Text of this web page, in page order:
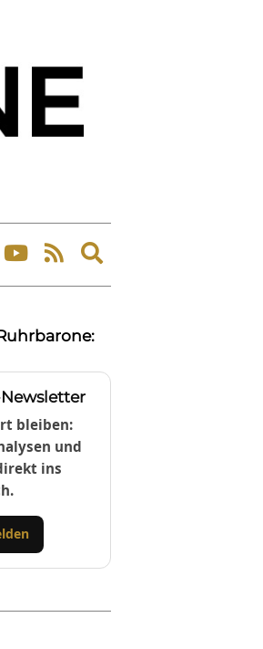
Expand
search
bleiben:
und
ins